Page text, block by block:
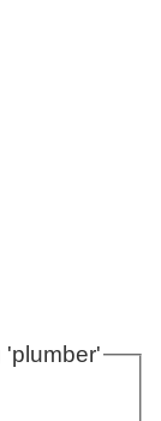
'plumber'